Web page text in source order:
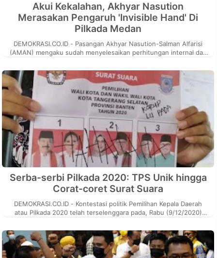
Akui Kekalahan, Akhyar Nasution
Merasakan Pengaruh 'Invisible Hand' Di
Pilkada Medan
DEMOKRASI.CO.ID - Pasangan Akhyar Nasution-Salman Alfarisi
(AMAN) mengaku sudah menyelesaikan perhitungan internal dari
Serba-serbi Pilkada 2020: TPS Unik hingga
Corat-coret Surat Suara
DEMOKRASI.CO.ID - Kontestasi politik Pemilihan Kepala Daerah
atau Pilkada 2020 telah terselenggara pada, Rabu (9/12/2020)